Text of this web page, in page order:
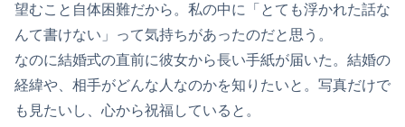
望むこと自体困難だから。私の中に「とても浮かれた話な
んて書けない」って気持ちがあったのだと思う。
なのに結婚式の直前に彼女から長い手紙が届いた。結婚の
経緯や、相手がどんな人なのかを知りたいと。写真だけで
も見たいし、心から祝福していると。